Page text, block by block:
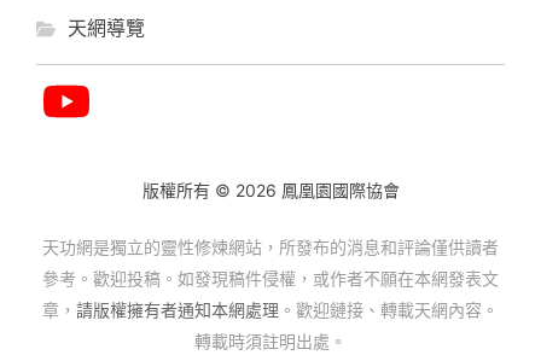
天網導覽
版權所有 © 2026 鳳凰園國際協會
天功網是獨立的靈性修煉網站，所發布的消息和評論僅供讀者
參考。歡迎投稿。如發現稿件侵權，或作者不願在本網發表文
章， 請版權擁有者通知本網處理 。歡迎鏈接、轉載天網內容。
轉載時須註明出處。